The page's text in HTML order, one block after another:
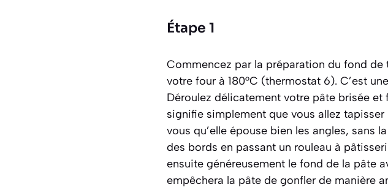
Étape 1
Commencez par la préparation du fond
votre four à 180°C (thermostat 6). C’est
Déroulez délicatement votre pâte brisée et
signifie simplement que vous allez
vous qu’elle épouse bien les angles, sans
des bords en passant un rouleau à
ensuite généreusement le fond de la pâte
empêchera la pâte de gonfler de manière